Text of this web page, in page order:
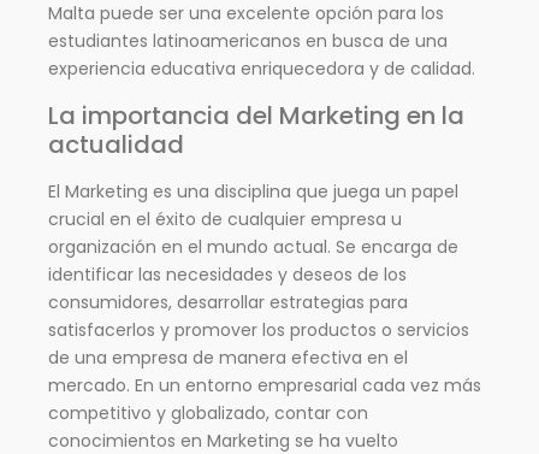
Malta puede ser una excelente opción para los
estudiantes latinoamericanos en busca de una
experiencia educativa enriquecedora y de calidad.
La importancia del Marketing en la
actualidad
El Marketing es una disciplina que juega un papel
crucial en el éxito de cualquier empresa u
organización en el mundo actual. Se encarga de
identificar las necesidades y deseos de los
consumidores, desarrollar estrategias para
satisfacerlos y promover los productos o servicios
de una empresa de manera efectiva en el
mercado. En un entorno empresarial cada vez más
competitivo y globalizado, contar con
conocimientos en Marketing se ha vuelto